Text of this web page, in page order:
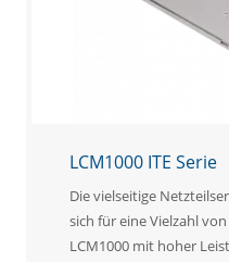
LCM1000 ITE Serie
Die vielseitige
sich für eine Vielzahl
LCM1000 mit hoher